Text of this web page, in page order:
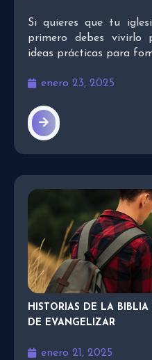
Si quieres que tu
primero debes vivirlo
ideas prácticas para
enero 23, 2025
HISTORIAS DE LA
DE EVANGELIZAR
enero 21, 2025